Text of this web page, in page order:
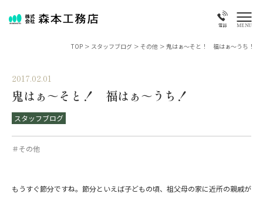
電話 MENU
TOP > スタッフブログ > その他 > 鬼はぁ～そと！ 福はぁ～うち！
2017.02.01
鬼はぁ～そと！ 福はぁ～うち！
スタッフブログ
＃その他
もうすぐ節分ですね。節分といえば子どもの頃、祖父母の家に近所の親戚が